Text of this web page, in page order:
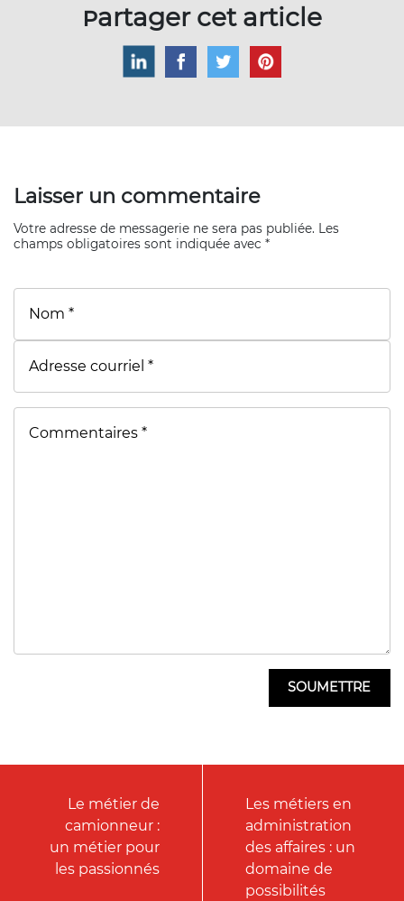
Partager cet article
Laisser un commentaire
Votre adresse de messagerie ne sera pas publiée. Les
champs obligatoires sont indiquée avec *
Le métier de
camionneur :
un métier pour
les passionnés
Les métiers en
administration
des affaires : un
domaine de
possibilités